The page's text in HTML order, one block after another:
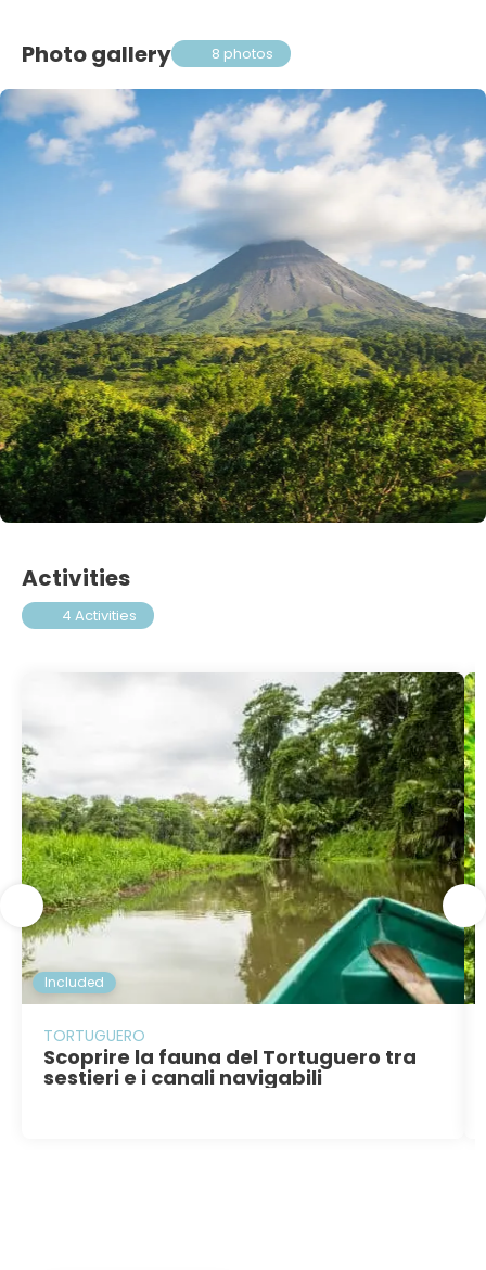
Photo gallery 8 photos
Activities
4 Activities
Included
TORTUGUERO
Scoprire la fauna del Tortuguero tra
sestieri e i canali navigabili